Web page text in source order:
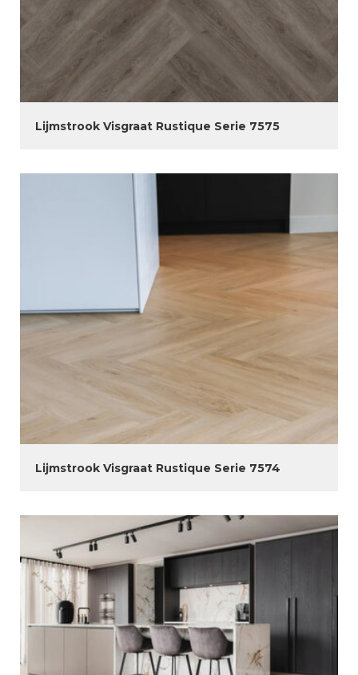
Lijmstrook Visgraat Rustique Serie 7575
Lijmstrook Visgraat Rustique Serie 7574